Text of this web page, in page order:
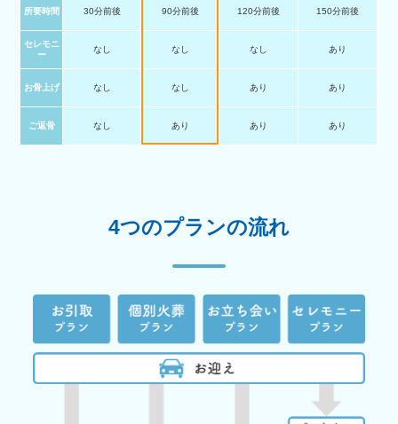
所要時間 30分前後 90分前後 120分前後 150分前後
セレモニ
ー
なし なし なし あり
お骨上げ なし なし あり あり
ご返骨 なし あり あり あり
4つのプランの流れ